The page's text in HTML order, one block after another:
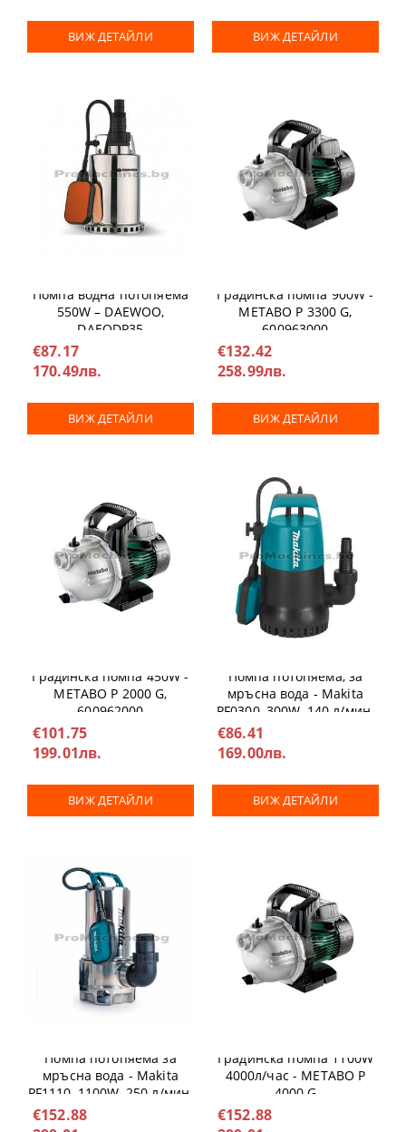
ВИЖ ДЕТАЙЛИ ВИЖ ДЕТАЙЛИ
Помпа водна потопяема
550W – DAEWOO,
DAEQDP35
€87.17
170.49лв.
ВИЖ ДЕТАЙЛИ
Градинска помпа 900W -
METABO P 3300 G,
600963000
€132.42
258.99лв.
ВИЖ ДЕТАЙЛИ
Градинска помпа 450W -
METABO P 2000 G,
600962000
€101.75
199.01лв.
ВИЖ ДЕТАЙЛИ
Помпа потопяема, за
мръсна вода - Makita
PF0300, 300W, 140 л/мин.
€86.41
169.00лв.
ВИЖ ДЕТАЙЛИ
Помпа потопяема за
мръсна вода - Makita
PF1110, 1100W, 250 л/мин.
€152.88
Градинска помпа 1100W
4000л/час - METABO P
4000 G
€152.88